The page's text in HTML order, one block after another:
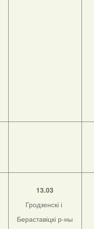
13.03
Гродзенскі і
Бераставіцкі р-ны